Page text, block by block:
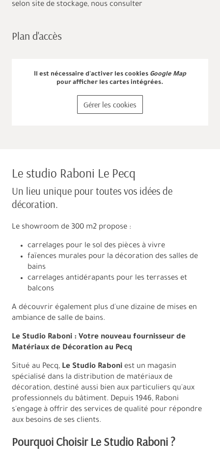
selon site de stockage, nous consulter
Plan d'accès
Il est nécessaire d'activer les cookies Google Map
pour afficher les cartes intégrées.
Gérer les cookies
Le studio Raboni Le Pecq
Un lieu unique pour toutes vos idées de
décoration.
Le showroom de 300 m2 propose :
carrelages pour le sol des pièces à vivre
faïences murales pour la décoration des salles de
bains
carrelages antidérapants pour les terrasses et
balcons
A découvrir également plus d'une dizaine de mises en
ambiance de salle de bains.
Le Studio Raboni : Votre nouveau fournisseur de
Matériaux de Décoration au Pecq
Situé au Pecq, Le Studio Raboni est un magasin
spécialisé dans la distribution de matériaux de
décoration, destiné aussi bien aux particuliers qu'aux
professionnels du bâtiment. Depuis 1946, Raboni
s'engage à offrir des services de qualité pour répondre
aux besoins de ses clients.
Pourquoi Choisir Le Studio Raboni ?